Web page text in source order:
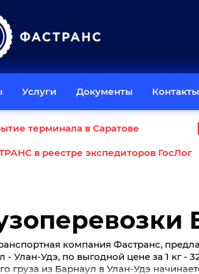
Услуги Документы Контакты
терминала в Саратове
в реестре экспедиторов ГосЛог
компания Фастранс,
- Улан-Удэ, по выгодной цене за 1 кг -
груза из Барнаул в Улан-Удэ